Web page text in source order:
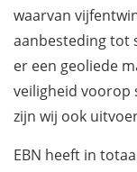
waarvan
aanbesteding tot
er een geoliede
veiligheid voorop
zijn wij ook
EBN heeft in